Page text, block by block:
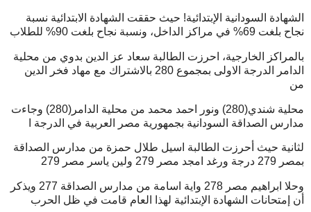
الشهادة السودانية الإبتدائية! حيث حققت الشهادة الابتدائية نسبة
نجاح بلغت 69% في مراكز الداخل، ونسبة نجاح بلغت 90% للطلاب
بالمراكز الخارجية، احرزت الطالبة سعاد عز الدين بدوي من محلية
الدامر الدرجة الاولى بمجموع 280 بالاشتراك مع مهاد فخر الدين
من
محلية شندي(280) ونور احمد محمد من محلية الدامر(280) وجاءت
مدارس الصداقة السودانية بجمهورية مصر العربية في الدرجة ا
لثانية حيث أحرزت الطالبة اسيل طلال حمزة من مدارس الصداقة
بمصر 279 درجة ورغد امجد مصر 279 ولين ياسر مصر 279
وحلا ابراهيم مصر 278 واية اسامة من مدارس الصداقة 277 ويذكر
أن إمتحانات الشهادة الإبتدائية لهذا العام قامت في ظل الحرب